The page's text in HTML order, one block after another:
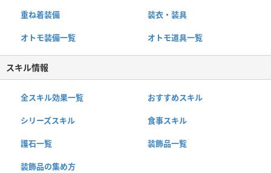
重ね着装備 装衣・装具
オトモ装備一覧 オトモ道具一覧
スキル情報
全スキル効果一覧 おすすめスキル
シリーズスキル 食事スキル
護石一覧 装飾品一覧
装飾品の集め方